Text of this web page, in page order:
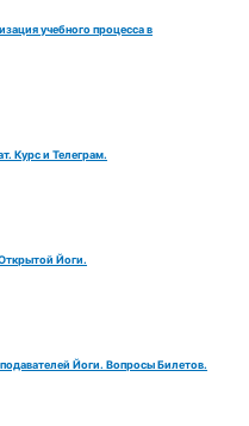
учебного процесса в
Курс и Телеграм.
Йоги.
Йоги. Вопросы Билетов.